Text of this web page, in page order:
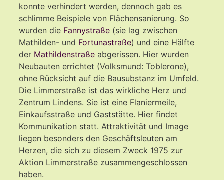
konnte verhindert werden, dennoch gab es
schlimme Beispiele von Flächensanierung. So
wurden die Fannystraße (sie lag zwischen
Mathilden- und Fortunastraße) und eine Hälfte
der Mathildenstraße abgerissen. Hier wurden
Neubauten errichtet (Volksmund: Toblerone),
ohne Rücksicht auf die Bausubstanz im Umfeld.
Die Limmerstraße ist das wirkliche Herz und
Zentrum Lindens. Sie ist eine Flaniermeile,
Einkaufsstraße und Gaststätte. Hier findet
Kommunikation statt. Attraktivität und Image
liegen besonders den Geschäftsleuten am
Herzen, die sich zu diesem Zweck 1975 zur
Aktion Limmerstraße zusammengeschlossen
haben.